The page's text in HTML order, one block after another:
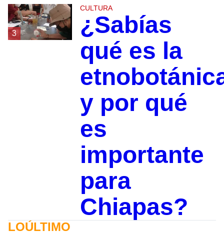
3
CULTURA
¿Sabías
qué es la
y por qué
es
importante
para
Chiapas?
LOÚLTIMO